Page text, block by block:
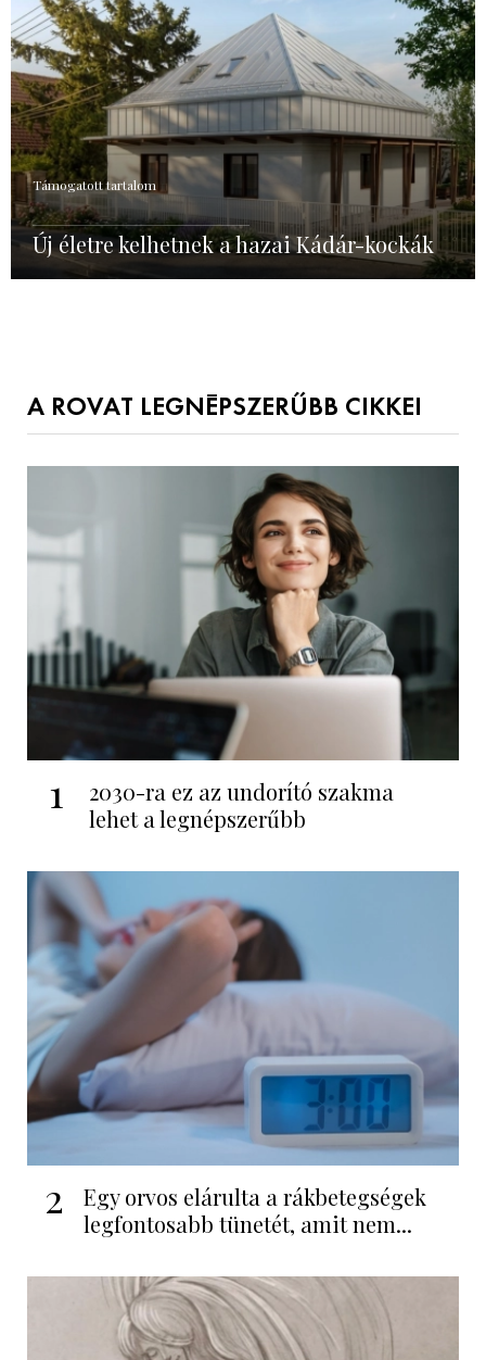
Támogatott tartalom
Új életre kelhetnek a hazai Kádár-kockák
A ROVAT LEGNÉPSZERŰBB CIKKEI
1
2030-ra ez az undorító szakma
lehet a legnépszerűbb
2
Egy orvos elárulta a rákbetegségek
legfontosabb tünetét, amit nem...